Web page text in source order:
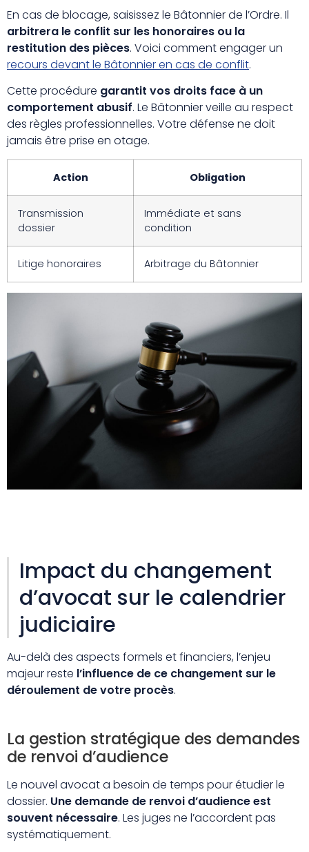
En cas de blocage, saisissez le Bâtonnier de l’Ordre. Il
arbitrera le conflit sur les honoraires ou la
restitution des pièces. Voici comment engager un
recours devant le Bâtonnier en cas de conflit.
Cette procédure garantit vos droits face à un
comportement abusif. Le Bâtonnier veille au respect
des règles professionnelles. Votre défense ne doit
jamais être prise en otage.
Action Obligation
Transmission
dossier
Immédiate et sans
condition
Litige honoraires Arbitrage du Bâtonnier
Impact du changement
d’avocat sur le calendrier
judiciaire
Au-delà des aspects formels et financiers, l’enjeu
majeur reste l’influence de ce changement sur le
déroulement de votre procès.
La gestion stratégique des demandes
de renvoi d’audience
Le nouvel avocat a besoin de temps pour étudier le
dossier. Une demande de renvoi d’audience est
souvent nécessaire. Les juges ne l’accordent pas
systématiquement.